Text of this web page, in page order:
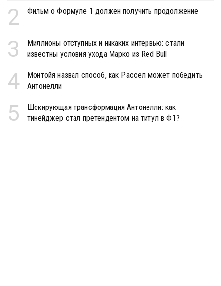
2 Фильм о Формуле 1 должен получить продолжение
3
Миллионы отступных и никаких интервью: стали
известны условия ухода Марко из Red Bull
4
Монтойя назвал способ, как Рассел может победить
Антонелли
5
Шокирующая трансформация Антонелли: как
тинейджер стал претендентом на титул в Ф1?